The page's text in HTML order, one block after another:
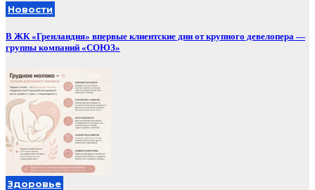
Новости
В ЖК «Гренландия» впервые клиентские дни от крупного девелопера —
группы компаний «СОЮЗ»
Здоровье